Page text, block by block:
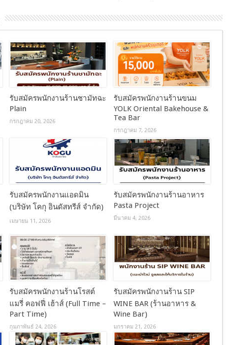
รับสมัครพนักงานร้านชามัทฉะ
Plain
กรกฎาคม 20, 2026
รับสมัครพนักงานร้านขนม
YOLK Oriental Bakehouse &
Tea Bar
กรกฎาคม 7, 2026
รับสมัครพนักงานแอดมิน
(บริษัท โคกุ อินดัสทรีส์ จำกัด)
เมษายน 11, 2026
รับสมัครพนักงานร้านอาหาร
Pasta Project
มีนาคม 4, 2026
รับสมัครพนักงานร้านโรสต์
แมรี่ คอฟฟี่ เฮ้าส์ (Full Time –
Part Time)
กุมภาพันธ์ 24, 2026
รับสมัครพนักงานร้าน SIP
WINE BAR (ร้านอาหาร &
Wine Bar)
มกราคม 21, 2026